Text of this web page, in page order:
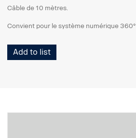
Câble de 10 mètres.
Convient pour le système numérique 360°
Add to list